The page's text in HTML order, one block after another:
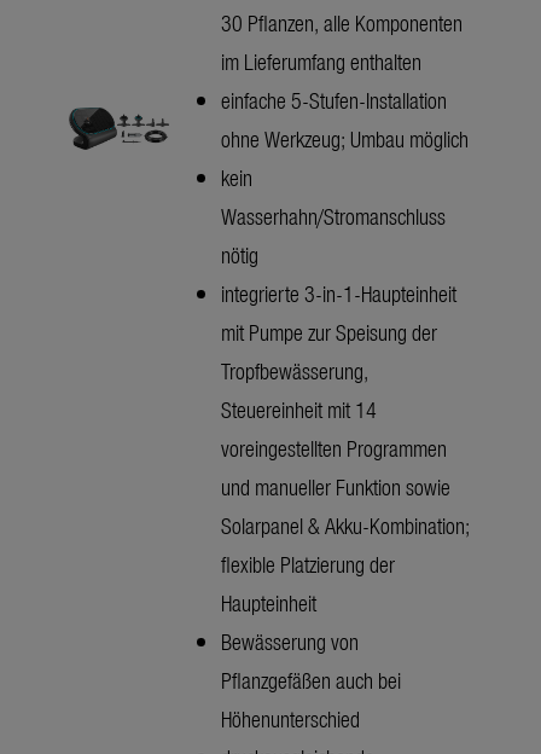
30 Pflanzen, alle Komponenten
im Lieferumfang enthalten
einfache 5-Stufen-Installation
ohne Werkzeug; Umbau möglich
kein
Wasserhahn/Stromanschluss
nötig
integrierte 3-in-1-Haupteinheit
mit Pumpe zur Speisung der
Tropfbewässerung,
Steuereinheit mit 14
voreingestellten Programmen
und manueller Funktion sowie
Solarpanel & Akku-Kombination;
flexible Platzierung der
Haupteinheit
Bewässerung von
Pflanzgefäßen auch bei
Höhenunterschied